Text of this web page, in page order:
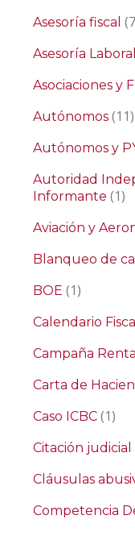
Asesoría fiscal
Asesoría Laboral
Asociaciones y
Autónomos (11)
Autónomos y
Autoridad
Informante (1)
Aviación y
Blanqueo de
BOE (1)
Calendario Fiscal
Campaña Renta
Carta de
Caso ICBC (1)
Citación judicial
Cláusulas
Competencia